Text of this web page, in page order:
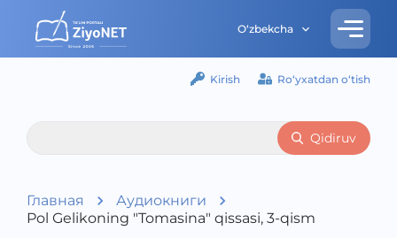
O‘zbekcha
Kirish Ro‘yxatdan o‘tish
Qidiruv
Главная
Аудиокниги
Pol Gelikoning "Tomasina" qissasi, 3-qism